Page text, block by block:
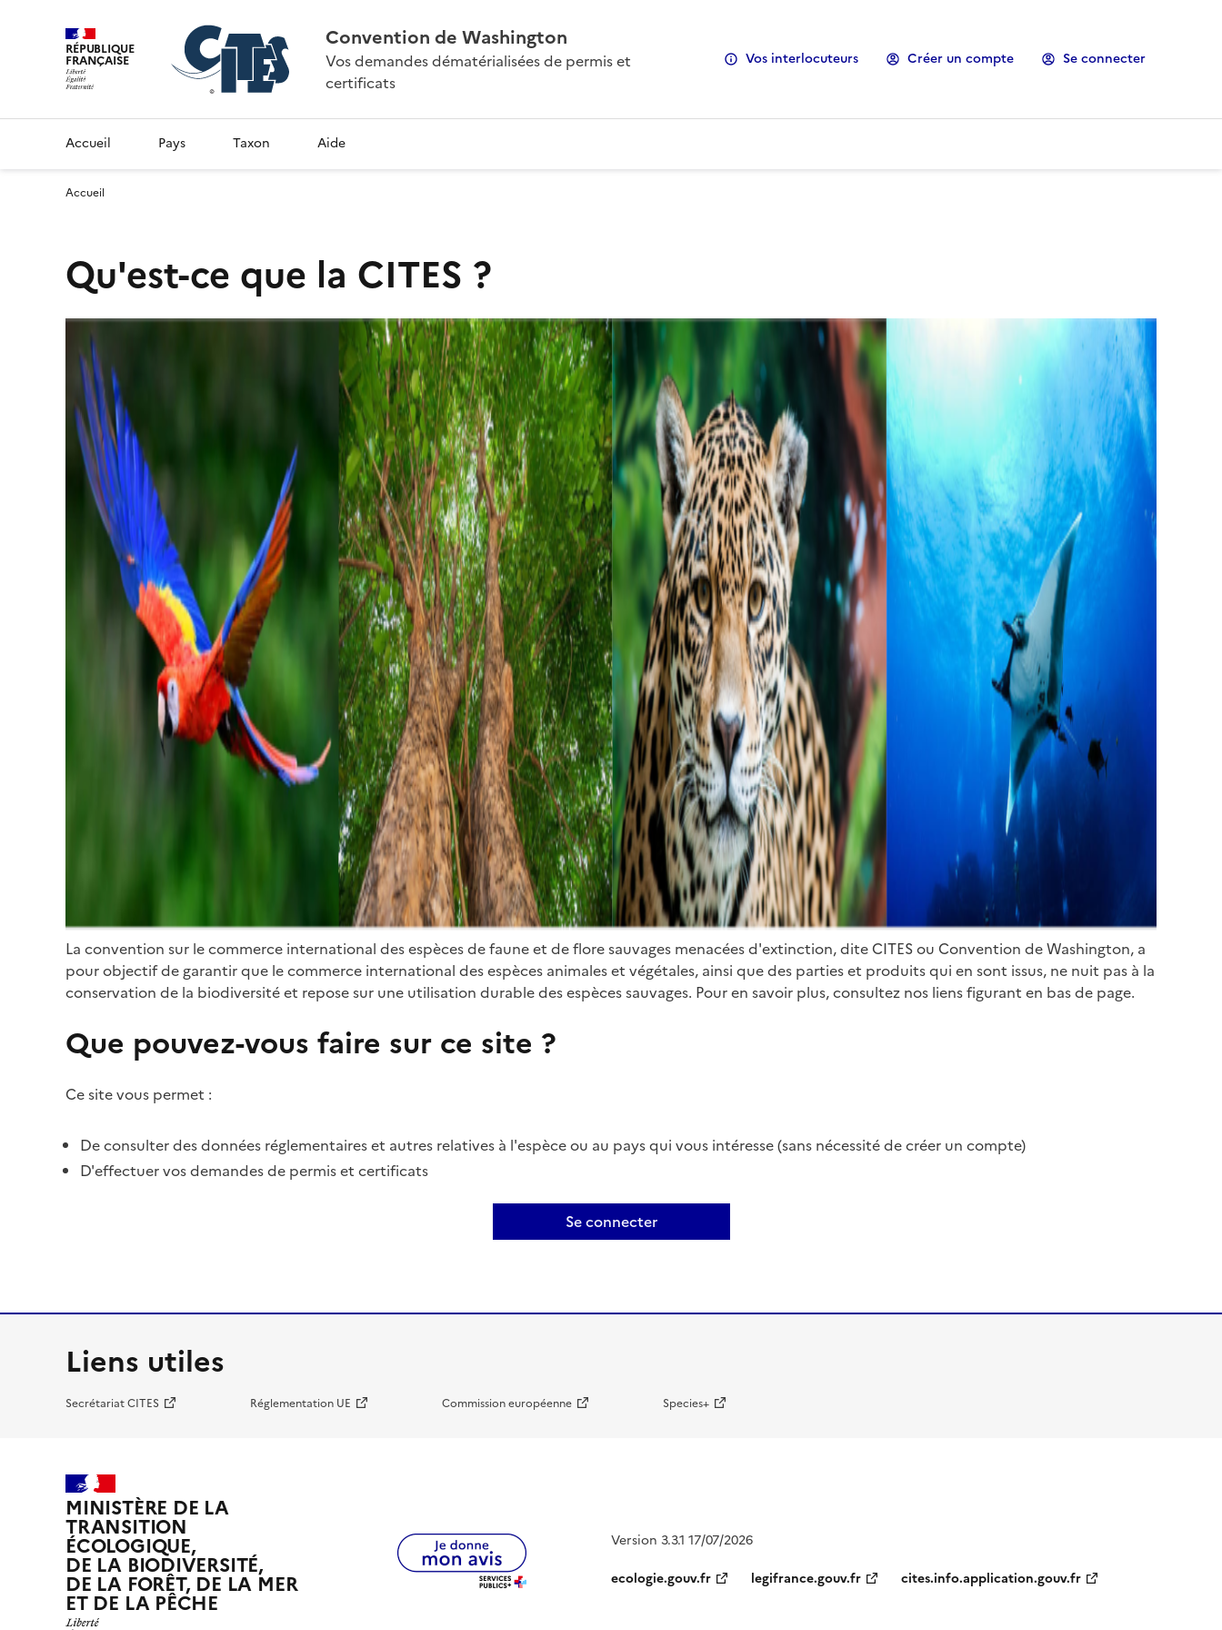
RÉPUBLIQUE
FRANÇAISE
Convention de Washington
Vos demandes dématérialisées de permis et
certificats
Vos interlocuteurs Créer un compte Se connecter
Accueil Pays Taxon Aide
Accueil
Qu'est-ce que la CITES ?
La convention sur le commerce international des espèces de faune et de flore sauvages menacées d'extinction, dite CITES ou Convention de Washington, a
pour objectif de garantir que le commerce international des espèces animales et végétales, ainsi que des parties et produits qui en sont issus, ne nuit pas à la
conservation de la biodiversité et repose sur une utilisation durable des espèces sauvages. Pour en savoir plus, consultez nos liens figurant en bas de page.
Que pouvez-vous faire sur ce site ?
Ce site vous permet :
De consulter des données réglementaires et autres relatives à l'espèce ou au pays qui vous intéresse (sans nécessité de créer un compte)
D'effectuer vos demandes de permis et certificats
Se connecter
Liens utiles
Secrétariat CITES Réglementation UE Commission européenne Species+
MINISTÈRE DE LA
TRANSITION
ÉCOLOGIQUE,
DE LA BIODIVERSITÉ,
DE LA FORÊT, DE LA MER
ET DE LA PÊCHE
Version 3.3.1 17/07/2026
ecologie.gouv.fr
legifrance.gouv.fr cites.info.application.gouv.fr